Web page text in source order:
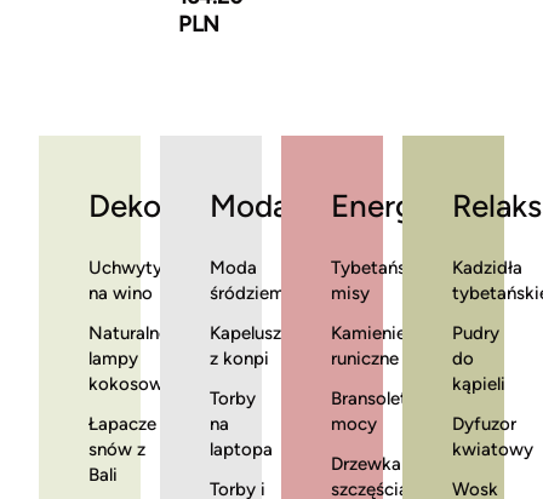
PLN
Dekoracje
Uchwyty
na wino
Naturalne
lampy
kokosowe
Łapacze
snów z
Bali
Moda
Moda
śródziemnomorska
Kapelusze
z konpi
Torby
na
laptopa
Torby i
Energia
Tybetańskie
misy
Kamienie
runiczne
Bransoletki
mocy
Drzewka
szczęścia
Relaks
Kadzidła
Pudry
do
kąpieli
Dyfuzor
kwiatowy
Wosk